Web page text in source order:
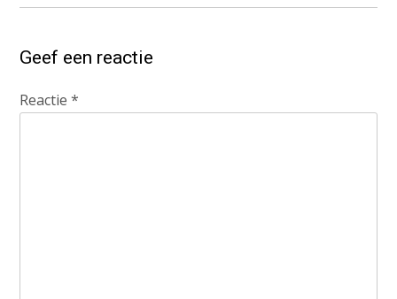
Geef een reactie
Reactie*